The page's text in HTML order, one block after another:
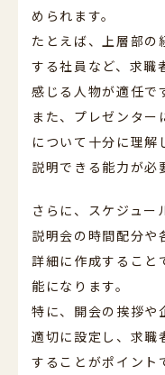
められます。
たとえば、上層部の
する社員など、求職
感じる人物が適任で
また、プレゼンタ
について十分に理解
説明できる能力が必
さらに、スケジュー
説明会の時間配分や
詳細に作成すること
能になります。
特に、開会の挨拶や
適切に設定し、求職
することがポイント